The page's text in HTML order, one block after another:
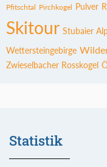
Pfitschtal Pirchkogel Pulver
Skitour Stubaier
Wettersteingebirge
Zwieselbacher Rosskogel
Statistik